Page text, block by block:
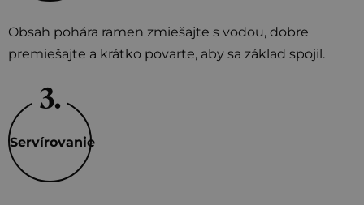
Obsah pohára ramen zmiešajte s vodou, dobre
premiešajte a krátko povarte, aby sa základ spojil.
Servírovanie